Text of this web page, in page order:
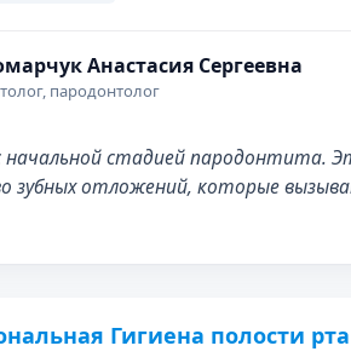
Анастасия Сергеевна
пародонтолог
стадией пародонтита.
зубных отложений, которые
Гигиена полости рта